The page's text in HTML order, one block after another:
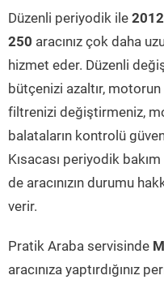
Düzenli periyodik ile
250 aracınız çok daha
hizmet eder. Düzenli
bütçenizi azaltır,
filtrenizi değiştirmeniz,
balataların kontrolü
Kısacası periyodik
de aracınızın durumu
verir.
Pratik Araba servisinde
aracınıza yaptırdığınız